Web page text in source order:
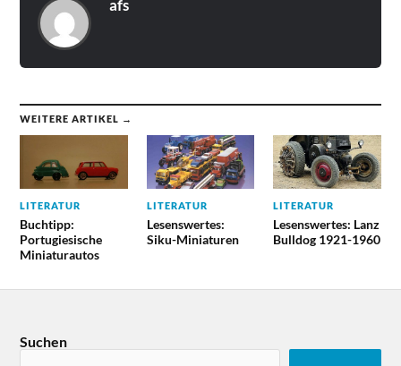
afs
WEITERE ARTIKEL →
LITERATUR
Buchtipp:
Portugiesische
Miniaturautos
LITERATUR
Lesenswertes:
Siku-Miniaturen
LITERATUR
Lesenswertes: Lanz
Bulldog 1921-1960
Suchen